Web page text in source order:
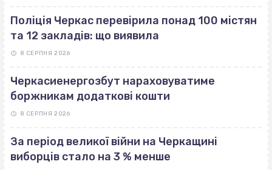
Поліція Черкас перевірила понад 100 містян
та 12 закладів: що виявила
8 СЕРПНЯ 2026
Черкасиенергозбут нараховуватиме
боржникам додаткові кошти
8 СЕРПНЯ 2026
За період великої війни на Черкащині
виборців стало на 3 % менше